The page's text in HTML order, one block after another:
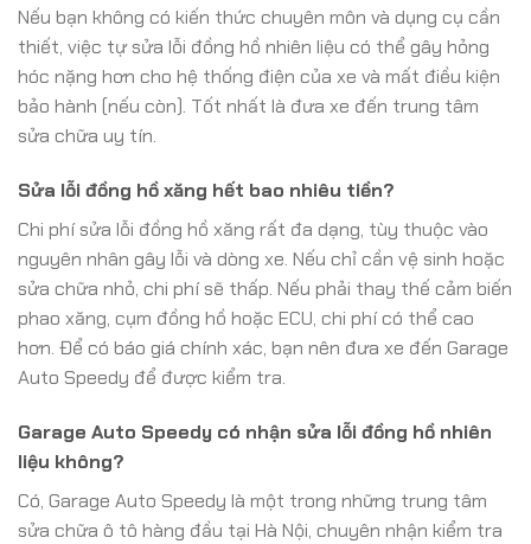
Nếu bạn không có kiến thức chuyên môn và dụng cụ cần
thiết, việc tự sửa lỗi đồng hồ nhiên liệu có thể gây hỏng
hóc nặng hơn cho hệ thống điện của xe và mất điều kiện
bảo hành (nếu còn). Tốt nhất là đưa xe đến trung tâm
sửa chữa uy tín.
Sửa lỗi đồng hồ xăng hết bao nhiêu tiền?
Chi phí sửa lỗi đồng hồ xăng rất đa dạng, tùy thuộc vào
nguyên nhân gây lỗi và dòng xe. Nếu chỉ cần vệ sinh hoặc
sửa chữa nhỏ, chi phí sẽ thấp. Nếu phải thay thế cảm biến
phao xăng, cụm đồng hồ hoặc ECU, chi phí có thể cao
hơn. Để có báo giá chính xác, bạn nên đưa xe đến Garage
Auto Speedy để được kiểm tra.
Garage Auto Speedy có nhận sửa lỗi đồng hồ nhiên
liệu không?
Có, Garage Auto Speedy là một trong những trung tâm
sửa chữa ô tô hàng đầu tại Hà Nội, chuyên nhận kiểm tra